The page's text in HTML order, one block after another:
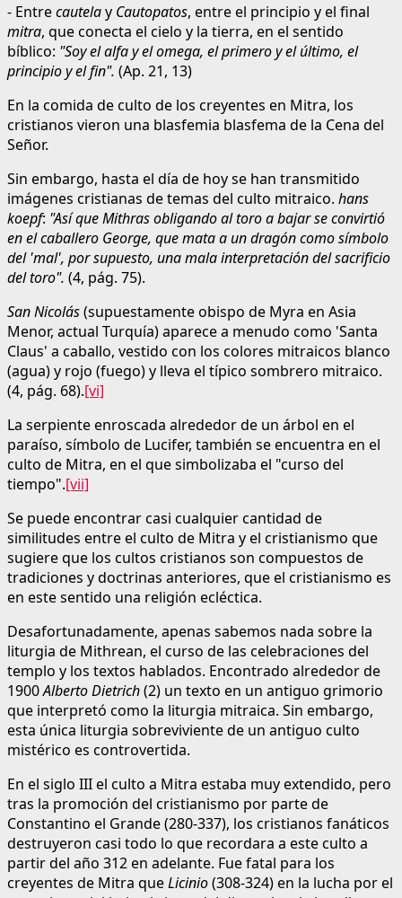
- Entrecautelay Cautopatos, entre el principio y el final
mitra, que conecta el cielo y la tierra, en el sentido
bíblico: "Soy el alfa y el omega, el primero y el último, el
principio y el fin". (Ap. 21, 13)
En la comida de culto de los creyentes en Mitra, los
cristianos vieron una blasfemia blasfema de la Cena del
Señor.
Sin embargo, hasta el día de hoy se han transmitido
imágenes cristianas de temas del culto mitraico. hans
koepf: "Así que Mithras obligando al toro a bajar se convirtió
en el caballero George, que mata a un dragón como símbolo
del 'mal', por supuesto, una mala interpretación del sacrificio
del toro". (4, pág. 75).
San Nicolás(supuestamente obispo de Myra en Asia
Menor, actual Turquía) aparece a menudo como 'Santa
Claus' a caballo, vestido con los colores mitraicos blanco
(agua) y rojo (fuego) y lleva el típico sombrero mitraico.
(4, pág. 68).[vi]
La serpiente enroscada alrededor de un árbol en el
paraíso, símbolo de Lucifer, también se encuentra en el
culto de Mitra, en el que simbolizaba el "curso del
tiempo".[vii]
Se puede encontrar casi cualquier cantidad de
similitudes entre el culto de Mitra y el cristianismo que
sugiere que los cultos cristianos son compuestos de
tradiciones y doctrinas anteriores, que el cristianismo es
en este sentido una religión ecléctica.
Desafortunadamente, apenas sabemos nada sobre la
liturgia de Mithrean, el curso de las celebraciones del
templo y los textos hablados. Encontrado alrededor de
1900Alberto Dietrich(2) un texto en un antiguo grimorio
que interpretó como la liturgia mitraica. Sin embargo,
esta única liturgia sobreviviente de un antiguo culto
mistérico es controvertida.
En el siglo III el culto a Mitra estaba muy extendido, pero
tras la promoción del cristianismo por parte de
Constantino el Grande (280-337), los cristianos fanáticos
destruyeron casi todo lo que recordara a este culto a
partir del año 312 en adelante. Fue fatal para los
creyentes de Mitra queLicinio(308-324) en la lucha por el